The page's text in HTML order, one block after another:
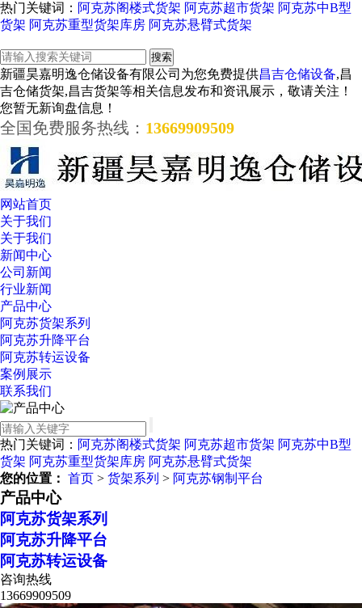
热门关键词： 阿克苏阁楼式货架 阿克苏超市货架 阿克苏中B型
货架 阿克苏重型货架库房 阿克苏悬臂式货架
新疆昊嘉明逸仓储设备有限公司为您免费提供昌吉仓储设备,昌
吉仓储货架,昌吉货架等相关信息发布和资讯展示，敬请关注！
您暂无新询盘信息！
全国免费服务热线： 13669909509
网站首页
关于我们
关于我们
新闻中心
公司新闻
行业新闻
产品中心
阿克苏货架系列
阿克苏升降平台
阿克苏转运设备
案例展示
联系我们
热门关键词： 阿克苏阁楼式货架 阿克苏超市货架 阿克苏中B型
货架 阿克苏重型货架库房 阿克苏悬臂式货架
您的位置： 首页 > 货架系列 > 阿克苏钢制平台
产品中心
阿克苏货架系列
阿克苏升降平台
阿克苏转运设备
咨询热线
13669909509